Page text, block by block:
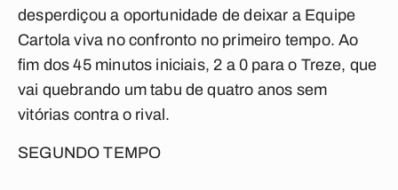
desperdiçou a oportunidade de deixar a Equipe
Cartola viva no confronto no primeiro tempo. Ao
fim dos 45 minutos iniciais, 2 a 0 para o Treze, que
vai quebrando um tabu de quatro anos sem
vitórias contra o rival.
SEGUNDO TEMPO